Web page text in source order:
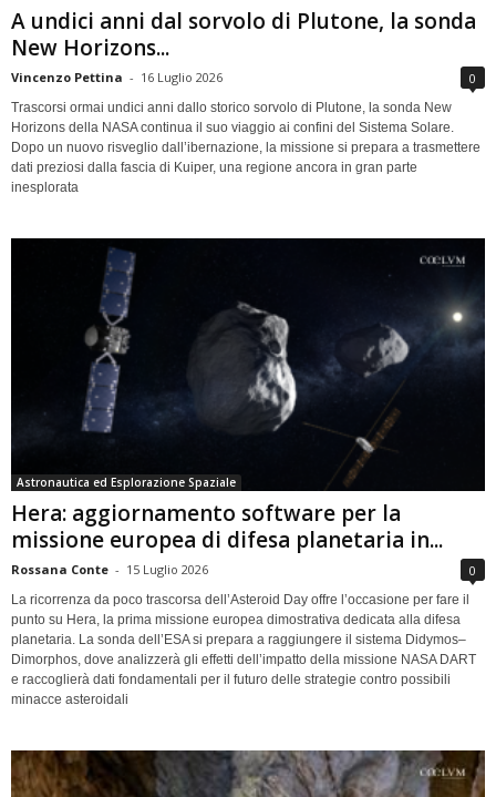
A undici anni dal sorvolo di Plutone, la sonda
New Horizons...
Vincenzo Pettina - 16 Luglio 2026 0
Trascorsi ormai undici anni dallo storico sorvolo di Plutone, la sonda New
Horizons della NASA continua il suo viaggio ai confini del Sistema Solare.
Dopo un nuovo risveglio dall’ibernazione, la missione si prepara a trasmettere
dati preziosi dalla fascia di Kuiper, una regione ancora in gran parte
inesplorata
Astronautica ed Esplorazione Spaziale
Hera: aggiornamento software per la
missione europea di difesa planetaria in...
Rossana Conte - 15 Luglio 2026 0
La ricorrenza da poco trascorsa dell’Asteroid Day offre l’occasione per fare il
punto su Hera, la prima missione europea dimostrativa dedicata alla difesa
planetaria. La sonda dell’ESA si prepara a raggiungere il sistema Didymos–
Dimorphos, dove analizzerà gli effetti dell’impatto della missione NASA DART
e raccoglierà dati fondamentali per il futuro delle strategie contro possibili
minacce asteroidali